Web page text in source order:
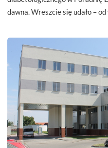
dawna. Wreszcie się udało –